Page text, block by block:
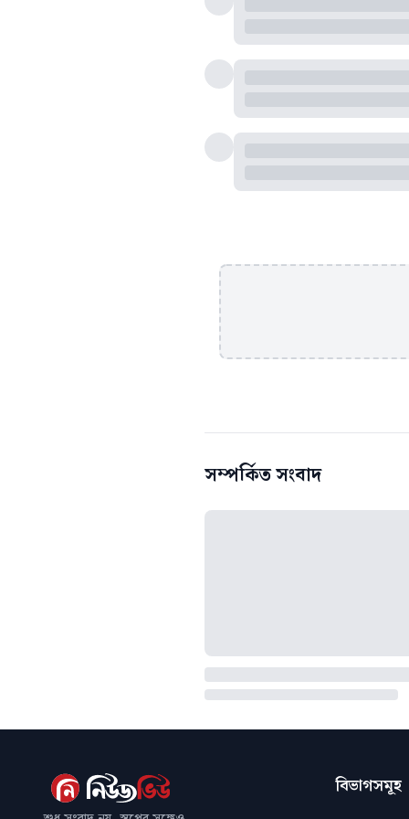
সম্পর্কিত সংবাদ
বিভাগসমূহ